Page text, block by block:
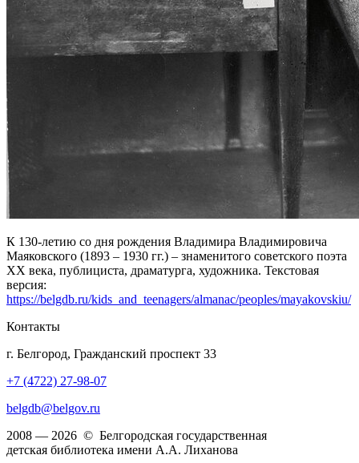
К 130-летию со дня рождения Владимира Владимировича
Маяковского (1893 – 1930 гг.) – знаменитого советского поэта
ХХ века, публициста, драматурга, художника. Текстовая
версия:
https://belgdb.ru/kids_and_teenagers/almanac/peoples/mayakovskiu/
Контакты
г. Белгород, Гражданский проспект 33
+7 (4722) 27-98-07
belgdb@belgov.ru
2008 — 2026 © Белгородская государственная
детская библиотека имени А.А. Лиханова